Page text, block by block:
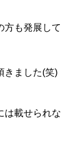
方も発展して
きました(笑)
は載せられな